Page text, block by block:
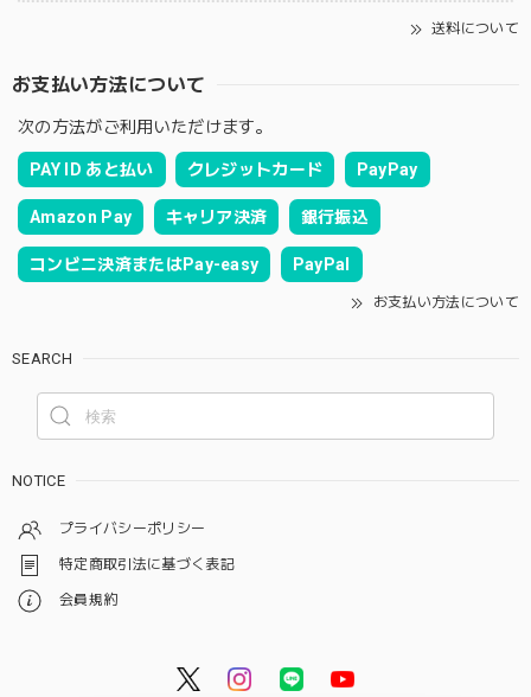
送料について
お支払い方法について
次の方法がご利用いただけます。
PAY ID あと払い クレジットカード PayPay
Amazon Pay キャリア決済 銀行振込
コンビニ決済またはPay-easy PayPal
お支払い方法について
SEARCH
NOTICE
プライバシーポリシー
特定商取引法に基づく表記
会員規約